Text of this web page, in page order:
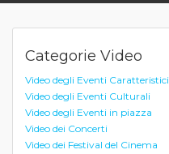
Categorie Video
Video degli Eventi Caratteristici
Video degli Eventi Culturali
Video degli Eventi in piazza
Video dei Concerti
Video dei Festival del Cinema